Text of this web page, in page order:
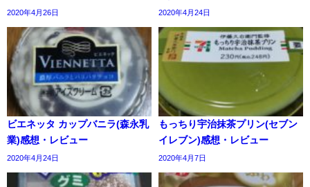
2020年4月26日 2020年4月24日
ビエネッタ カップバニラ(森永乳
業)感想・レビュー
2020年4月24日
もっちり宇治抹茶プリン(セブン
イレブン)感想・レビュー
2020年4月7日